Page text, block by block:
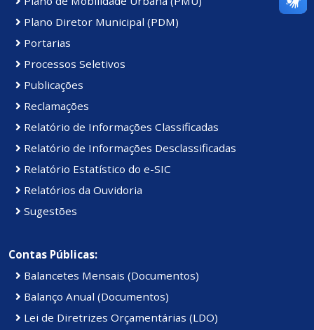
Plano Diretor Municipal (PDM)
Portarias
Processos Seletivos
Publicações
Reclamações
Relatório de Informações Classificadas
Relatório de Informações Desclassificadas
Relatório Estatístico do e-SIC
Relatórios da Ouvidoria
Sugestões
Contas Públicas:
Balancetes Mensais (Documentos)
Balanço Anual (Documentos)
Lei de Diretrizes Orçamentárias (LDO)